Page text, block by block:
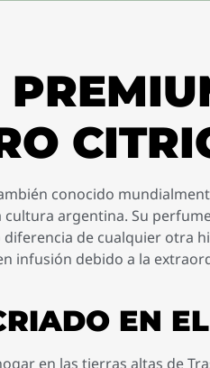
conocido
cultura argentina. Su
de cualquier otra
infusión debido a la
EN
en las tierras altas de